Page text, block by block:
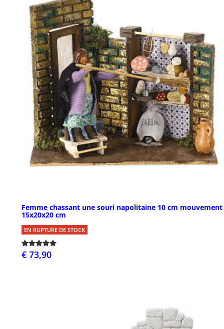
Femme chassant une souri napolitaine 10 cm mouvement
15x20x20 cm
EN RUPTURE DE STOCK
€ 73,90